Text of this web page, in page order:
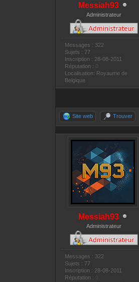
Messiah93
Administrateur
Messages : 322
Sujets : 77
Inscription : 28-08-2011
Réputation :
Localisation: Royaume de
Belgique
Site web Trouver
Messiah93
Administrateur
Messages : 322
Sujets : 77
Inscription : 28-08-2011
Réputation :